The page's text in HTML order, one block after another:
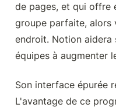
de pages, et qui offre
groupe parfaite, alors
endroit. Notion aidera
équipes à augmenter
Son interface épurée
L'avantage de ce